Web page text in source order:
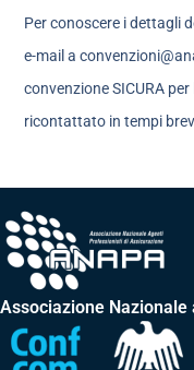
Per conoscere i dettagli
e-mail a
convenzione SICURA
ricontattato in tempi
Associazione Nazionale